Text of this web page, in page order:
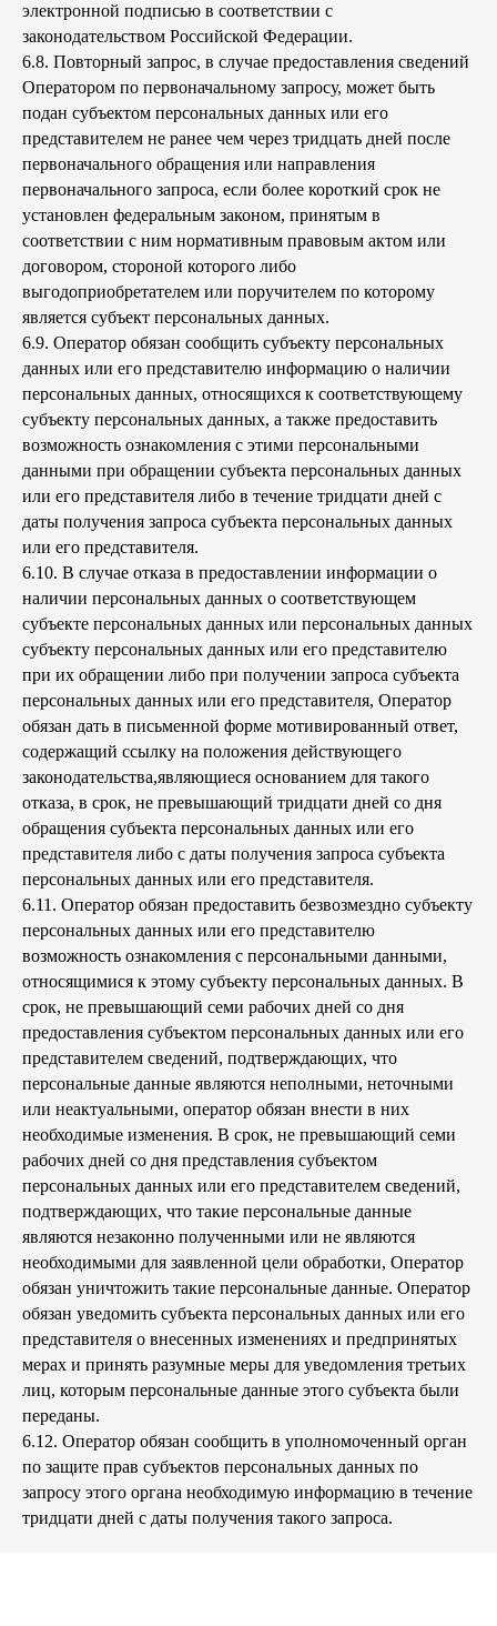
электронной подписью в соответствии с
законодательством Российской Федерации.
6.8. Повторный запрос, в случае предоставления сведений
Оператором по первоначальному запросу, может быть
подан субъектом персональных данных или его
представителем не ранее чем через тридцать дней после
первоначального обращения или направления
первоначального запроса, если более короткий срок не
установлен федеральным законом, принятым в
соответствии с ним нормативным правовым актом или
договором, стороной которого либо
выгодоприобретателем или поручителем по которому
является субъект персональных данных.
6.9. Оператор обязан сообщить субъекту персональных
данных или его представителю информацию о наличии
персональных данных, относящихся к соответствующему
субъекту персональных данных, а также предоставить
возможность ознакомления с этими персональными
данными при обращении субъекта персональных данных
или его представителя либо в течение тридцати дней с
даты получения запроса субъекта персональных данных
или его представителя.
6.10. В случае отказа в предоставлении информации о
наличии персональных данных о соответствующем
субъекте персональных данных или персональных данных
субъекту персональных данных или его представителю
при их обращении либо при получении запроса субъекта
персональных данных или его представителя, Оператор
обязан дать в письменной форме мотивированный ответ,
содержащий ссылку на положения действующего
законодательства,являющиеся основанием для такого
отказа, в срок, не превышающий тридцати дней со дня
обращения субъекта персональных данных или его
представителя либо с даты получения запроса субъекта
персональных данных или его представителя.
6.11. Оператор обязан предоставить безвозмездно субъекту
персональных данных или его представителю
возможность ознакомления с персональными данными,
относящимися к этому субъекту персональных данных. В
срок, не превышающий семи рабочих дней со дня
предоставления субъектом персональных данных или его
представителем сведений, подтверждающих, что
персональные данные являются неполными, неточными
или неактуальными, оператор обязан внести в них
необходимые изменения. В срок, не превышающий семи
рабочих дней со дня представления субъектом
персональных данных или его представителем сведений,
подтверждающих, что такие персональные данные
являются незаконно полученными или не являются
необходимыми для заявленной цели обработки, Оператор
обязан уничтожить такие персональные данные. Оператор
обязан уведомить субъекта персональных данных или его
представителя о внесенных изменениях и предпринятых
мерах и принять разумные меры для уведомления третьих
лиц, которым персональные данные этого субъекта были
переданы.
6.12. Оператор обязан сообщить в уполномоченный орган
по защите прав субъектов персональных данных по
запросу этого органа необходимую информацию в течение
тридцати дней с даты получения такого запроса.